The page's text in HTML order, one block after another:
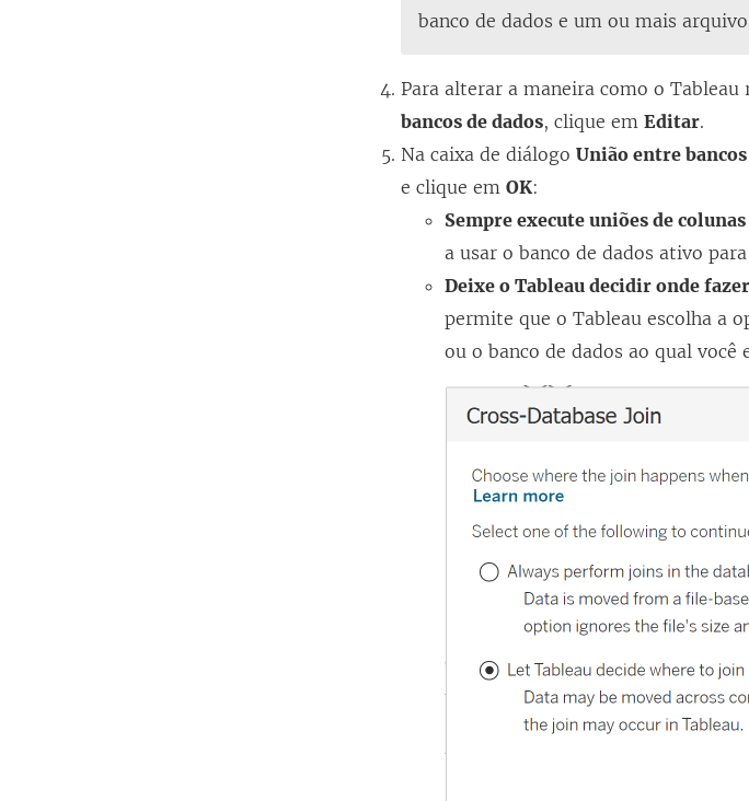
banco de dados e um ou mais
Para alterar a maneira como o
bancos de dados, clique emEditar.
Na caixa de diálogoUnião entre bancos
e clique emOK:
Sempre execute uniões de
a usar o banco de dados ativo
Deixe o Tableau decidir onde
permite que o Tableau escolha a
ou o banco de dados ao qual você